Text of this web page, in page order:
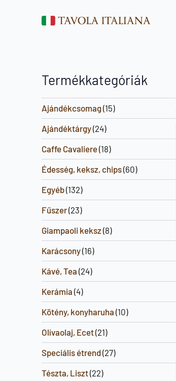
Termékkategóriák
Ajándékcsomag(15)
Ajándéktárgy(24)
Caffe Cavaliere(18)
Édesség, keksz, chips(60)
Egyéb(132)
Fűszer(23)
Giampaoli keksz (8)
Karácsony(16)
Kávé, Tea (24)
Kerámia (4)
Kötény, konyharuha (10)
Olívaolaj, Ecet(21)
Speciális étrend(27)
Tészta, Liszt(22)